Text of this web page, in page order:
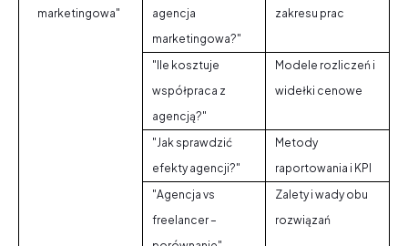
marketingowa"
agencja
marketingowa?"
zakresu prac
"Ile kosztuje
współpraca z
agencją?"
Modele rozliczeń i
widełki cenowe
"Jak sprawdzić
efekty agencji?"
Metody
raportowania i KPI
"Agencja vs
freelancer –
Zalety i wady obu
rozwiązań